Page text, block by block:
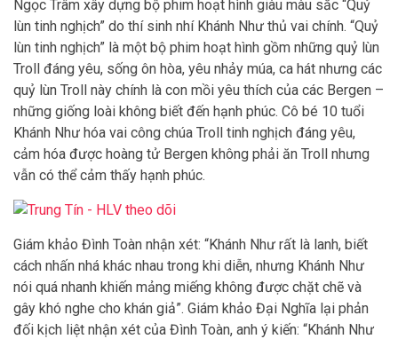
Ngọc Trâm xây dựng bộ phim hoạt hình giàu màu sắc “Quỷ
lùn tinh nghịch” do thí sinh nhí Khánh Như thủ vai chính. “Quỷ
lùn tinh nghịch” là một bộ phim hoạt hình gồm những quỷ lùn
Troll đáng yêu, sống ôn hòa, yêu nhảy múa, ca hát nhưng các
quỷ lùn Troll này chính là con mồi yêu thích của các Bergen –
những giống loài không biết đến hạnh phúc. Cô bé 10 tuổi
Khánh Như hóa vai công chúa Troll tinh nghịch đáng yêu,
cảm hóa được hoàng tử Bergen không phải ăn Troll nhưng
vẫn có thể cảm thấy hạnh phúc.
Giám khảo Đình Toàn nhận xét: “Khánh Như rất là lanh, biết
cách nhấn nhá khác nhau trong khi diễn, nhưng Khánh Như
nói quá nhanh khiến mảng miếng không được chặt chẽ và
gây khó nghe cho khán giả”. Giám khảo Đại Nghĩa lại phản
đối kịch liệt nhận xét của Đình Toàn, anh ý kiến: “Khánh Như